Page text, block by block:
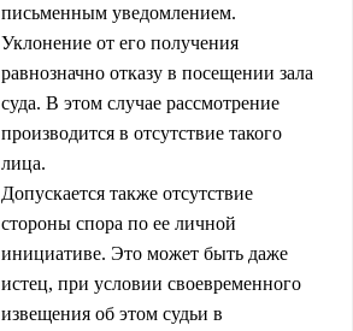
письменным уведомлением.
Уклонение от его получения
равнозначно отказу в посещении зала
суда. В этом случае рассмотрение
производится в отсутствие такого
лица.
Допускается также отсутствие
стороны спора по ее личной
инициативе. Это может быть даже
истец, при условии своевременного
извещения об этом судьи в